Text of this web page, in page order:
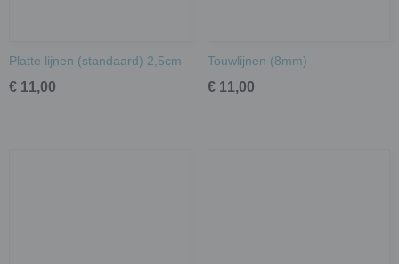
Platte lijnen (standaard) 2,5cm
€ 11,00
Touwlijnen (8mm)
€ 11,00